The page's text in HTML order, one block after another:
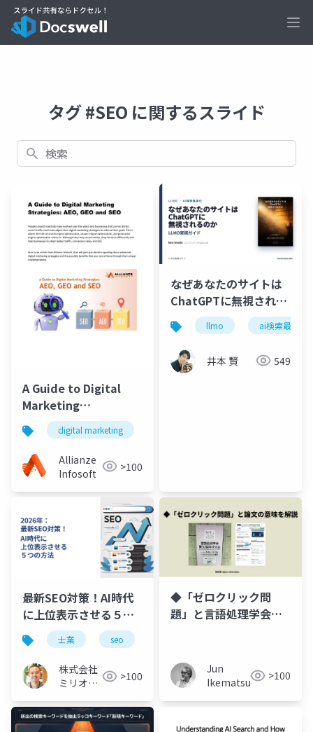
タグ #SEO に関するスライド
検索
A Guide to Digital
Marketing
Strategies- AEO, GEO
and SEO
digital marketing
Allianze
Infosoft
>100
なぜあなたのサイトは
ChatGPTに無視される
のか ― LLMO(AI検索最
適化)入門
llmo ai検索最適化
井本 賢 549
最新SEO対策！AI時代
に上位表示させる５つ
の方法士業 seo
株式会社
ミリオン
>100
◆「ゼロクリック問
題」と言語処理学会総
Jun
Ikematsu
>100